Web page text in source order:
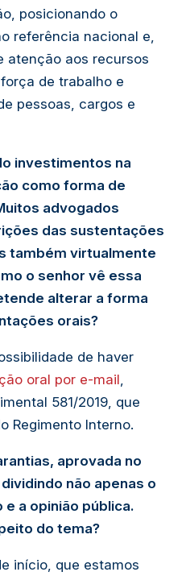
posicionando o
referência nacional e,
atenção aos recursos
de trabalho e
pessoas, cargos e
investimentos na
como forma de
advogados
das sustentações
também virtualmente
o senhor vê essa
alterar a forma
orais?
de haver
oral por e-mail
581/2019, que
Regimento Interno.
aprovada no
não apenas o
e a opinião pública.
do tema?
início, que estamos